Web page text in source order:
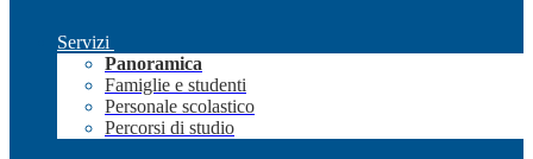
Servizi
Panoramica
Famiglie e studenti
Personale scolastico
Percorsi di studio